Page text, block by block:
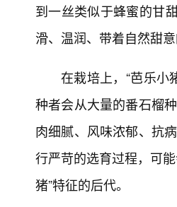
到一丝类似于蜂蜜的甘
滑、温润、带着自然甜意
在栽培上，“芭乐小
种者会从大量的番石榴
肉细腻、风味浓郁、抗
行严苛的选育过程，可
猪”特征的后代。